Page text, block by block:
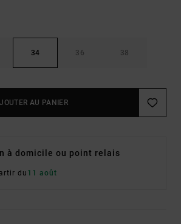
34 36 38
AU PANIER
à domicile ou point relais
du 11 août